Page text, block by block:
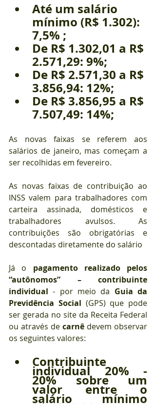
Até um salário
mínimo (R$ 1.302):
7,5% ;
De R$ 1.302,01 a R$
2.571,29: 9%;
De R$ 2.571,30 a R$
3.856,94: 12%;
De R$ 3.856,95 a R$
7.507,49: 14%;
As novas faixas se referem aos
salários de janeiro, mas começam a
ser recolhidas em fevereiro.
As novas faixas de contribuição ao
INSS valem para trabalhadores com
carteira assinada, domésticos e
trabalhadores avulsos. As
contribuições são obrigatórias e
descontadas diretamente do salário
Já o pagamento realizado pelos
“autônomos” – contribuinte
individual - por meio da Guia da
Previdência Social (GPS) que pode
ser gerada no site da Receita Federal
ou através de carnê devem observar
os seguintes valores:
Contribuinte
individual 20% -
20% sobre um
valor entre o
salário mínimo